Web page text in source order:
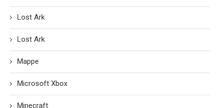
Lost Ark
Lost Ark
Mappe
Microsoft Xbox
Minecraft